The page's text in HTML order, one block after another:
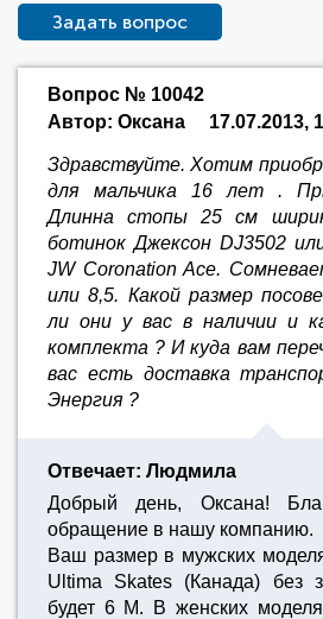
Задать вопрос
Вопрос № 10042
Автор: Оксана
17.07.2013,
Здравствуйте. Хотим
для мальчика 16 лет .
Длинна стопы 25 см
ботинок Джексон DJ3502
JW Coronation Ace.
или 8,5. Какой размер
ли они у вас в наличии и
комплекта ? И куда вам
вас есть доставка
Энергия ?
Отвечает: Людмила
Добрый день, Оксана!
обращение в нашу компанию.
Ваш размер в мужских
Ultima Skates (Канада) без
будет 6 M. В женских